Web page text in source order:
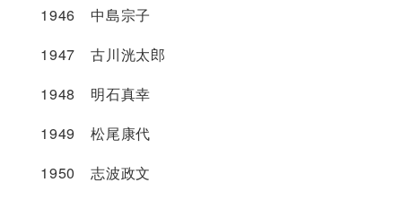
1946 中島宗子
1947 古川洸太郎
1948 明石真幸
1949 松尾康代
1950 志波政文